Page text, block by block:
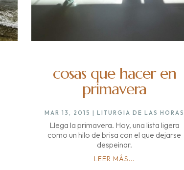
cosas que hacer en
primavera
MAR 13, 2015 | LITURGIA DE LAS HORAS
Llega la primavera. Hoy, una lista ligera
como un hilo de brisa con el que dejarse
despeinar.
LEER MÁS...